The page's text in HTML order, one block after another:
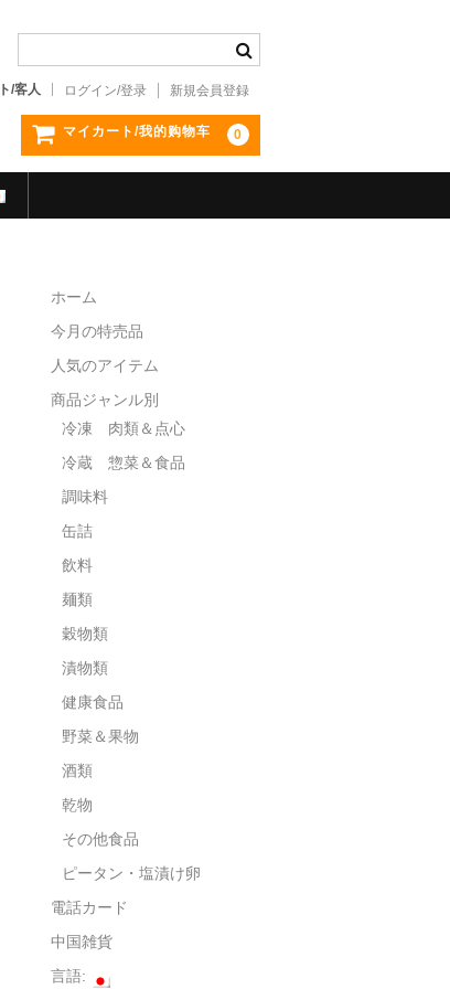
/客人 ログイン/登录 新規会員登録
マイカート/我的购物车 0
ホーム
今月の特売品
人気のアイテム
商品ジャンル別
冷凍 肉類＆点心
冷蔵 惣菜＆食品
調味料
缶詰
飲料
麺類
穀物類
漬物類
健康食品
野菜＆果物
酒類
乾物
その他食品
ピータン・塩漬け卵
電話カード
中国雑貨
言語: